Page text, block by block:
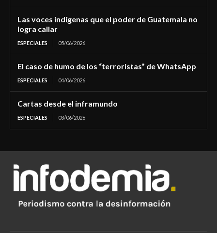
Las voces indígenas que el poder de Guatemala no
logra callar
ESPECIALES 05/06/2026
El caso de humo de los “terroristas” de WhatsApp
ESPECIALES 04/06/2026
Cartas desde el inframundo
ESPECIALES 03/06/2026